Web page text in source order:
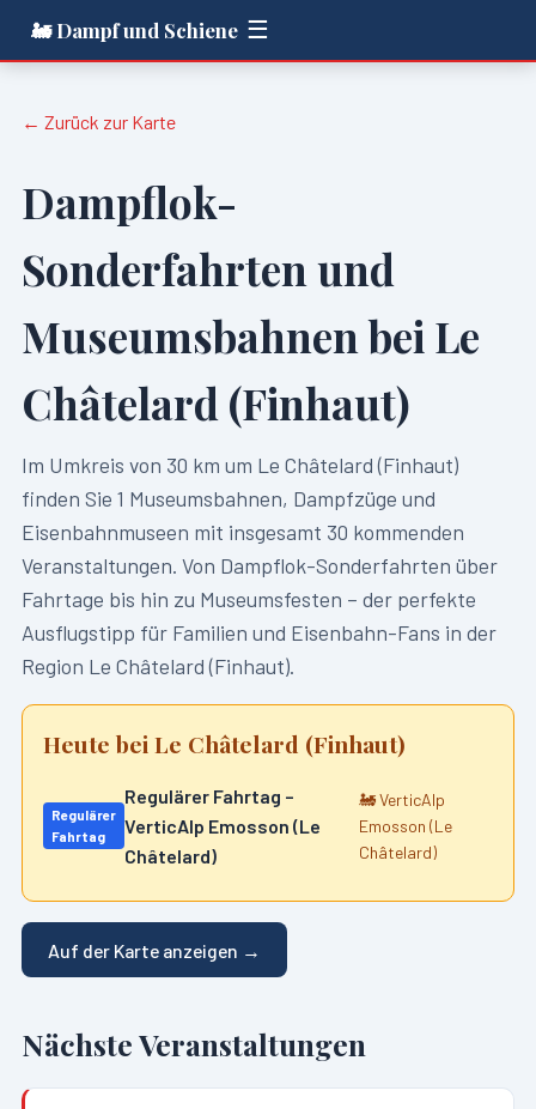
🚂 Dampf und Schiene ☰
← Zurück zur Karte
Dampflok-
Sonderfahrten und
Museumsbahnen bei Le
Châtelard (Finhaut)
Im Umkreis von 30 km um Le Châtelard (Finhaut)
finden Sie 1 Museumsbahnen, Dampfzüge und
Eisenbahnmuseen mit insgesamt 30 kommenden
Veranstaltungen. Von Dampflok-Sonderfahrten über
Fahrtage bis hin zu Museumsfesten – der perfekte
Ausflugstipp für Familien und Eisenbahn-Fans in der
Region Le Châtelard (Finhaut).
Heute beiLe Châtelard (Finhaut)
Regulärer
Fahrtag
Regulärer Fahrtag –
VerticAlp Emosson (Le
Châtelard)
🚂VerticAlp
Emosson (Le
Châtelard)
Auf der Karte anzeigen →
Nächste Veranstaltungen